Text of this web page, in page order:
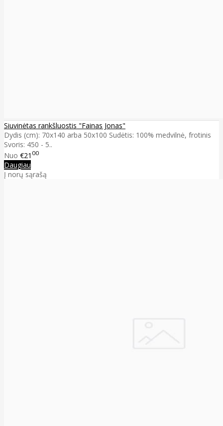
Siuvinėtas rankšluostis "Fainas Jonas"
Dydis (cm): 70x140 arba 50x100 Sudėtis: 100% medvilnė, frotinis
Svoris: 450 - 5..
Nuo €21 00
Daugiau
Į norų sąrašą